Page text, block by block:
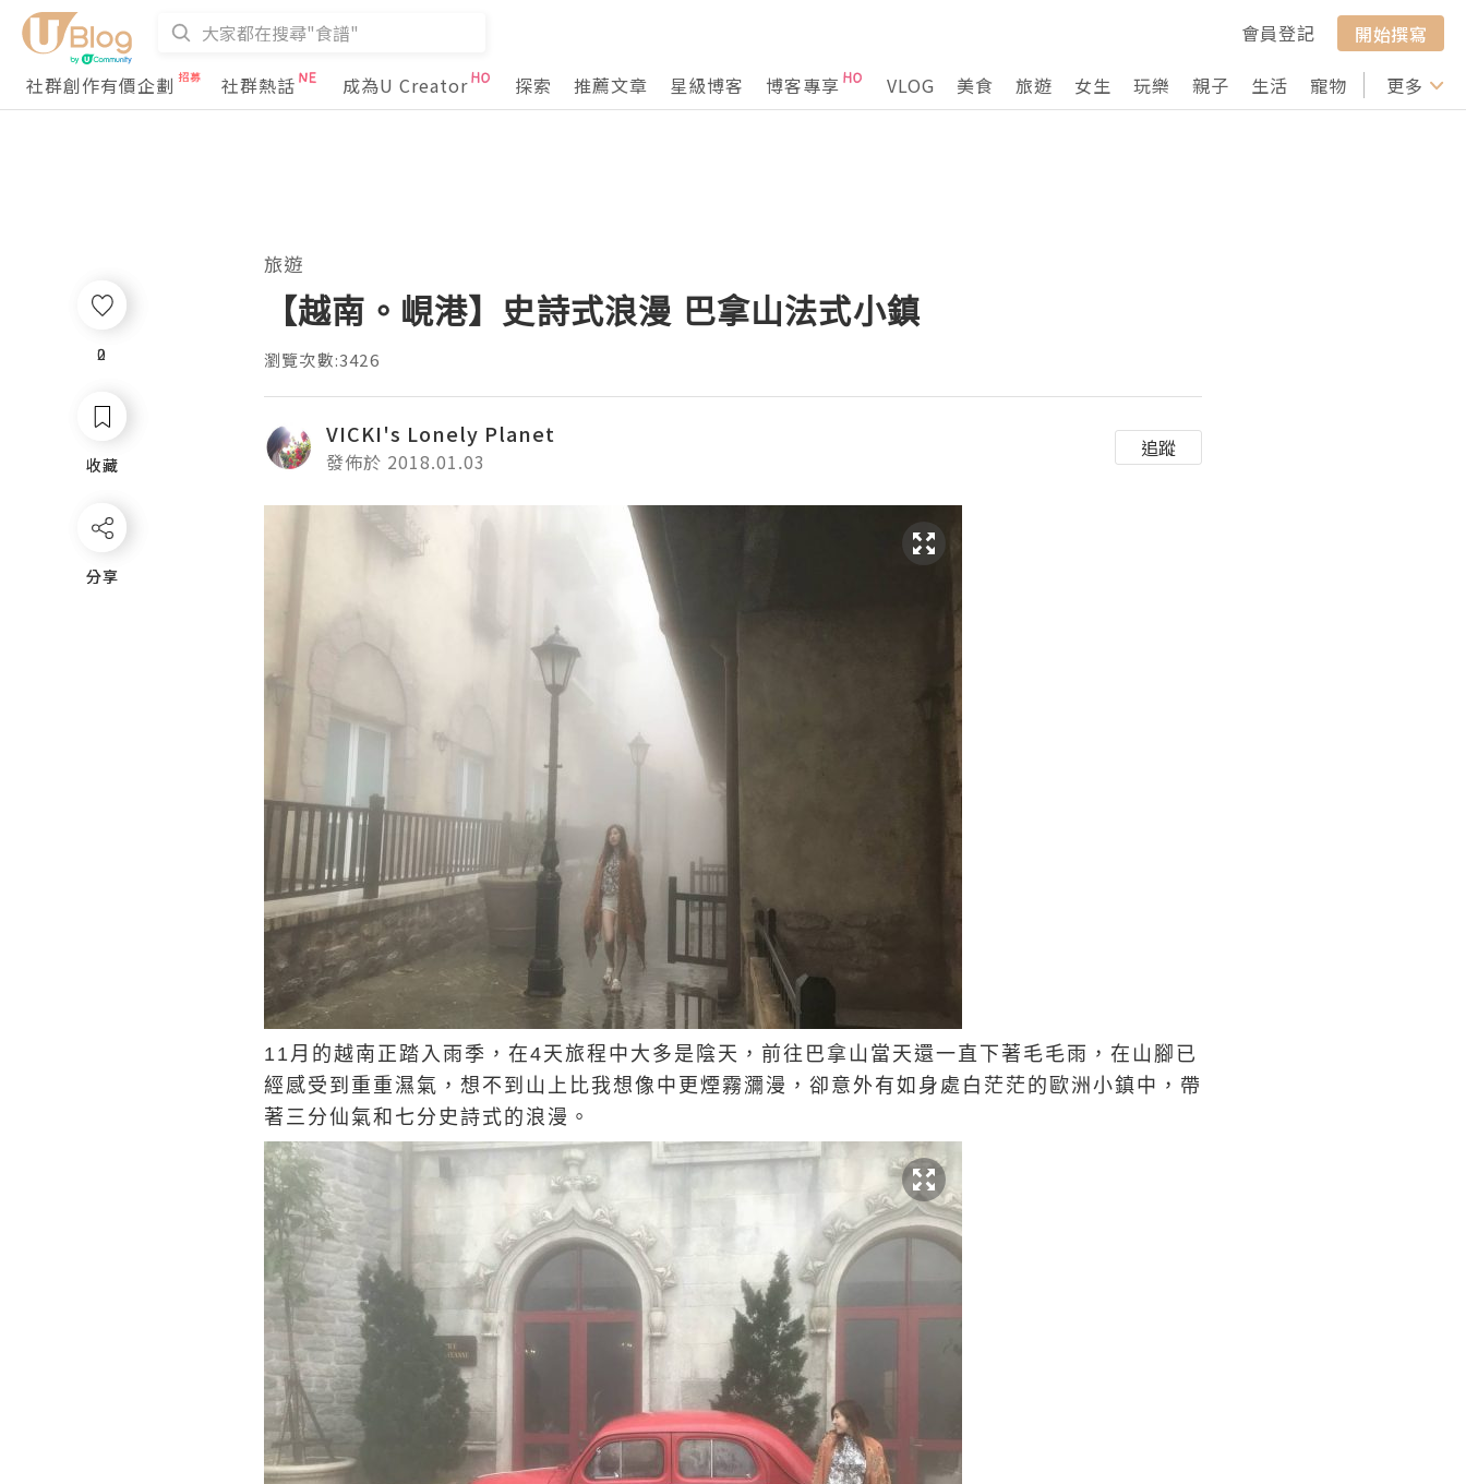
會員登記
開始撰寫
社群創作有價企劃
社群熱話 成為U Creator 探索 推薦文章 星級博客 博客專享 VLOG 美食 旅遊 女生 玩樂 親子 生活 寵物 行山 打卡
更多
0
收藏
分享
旅遊
【越南。峴港】史詩式浪漫 巴拿山法式小鎮
瀏覽次數:3426
VICKI's Lonely Planet
發佈於 2018.01.03
追蹤
11月的越南正踏入雨季，在4天旅程中大多是陰天，前往巴拿山當天還一直下著毛毛雨，在山腳已
經感受到重重濕氣，想不到山上比我想像中更煙霧瀰漫，卻意外有如身處白茫茫的歐洲小鎮中，帶
著三分仙氣和七分史詩式的浪漫。
2
收藏
分享